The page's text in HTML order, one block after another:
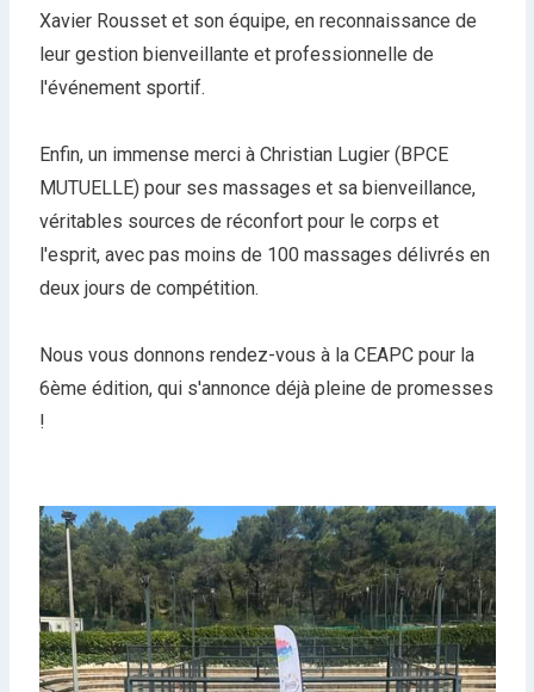
Xavier Rousset et son équipe, en reconnaissance de
leur gestion bienveillante et professionnelle de
l'événement sportif.
Enfin, un immense merci à Christian Lugier (BPCE
MUTUELLE) pour ses massages et sa bienveillance,
véritables sources de réconfort pour le corps et
l'esprit, avec pas moins de 100 massages délivrés en
deux jours de compétition.
Nous vous donnons rendez-vous à la CEAPC pour la
6ème édition, qui s'annonce déjà pleine de promesses
!